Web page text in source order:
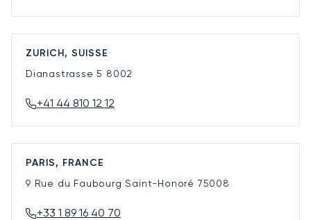
ZURICH, SUISSE
Dianastrasse 5 8002
+41 44 810 12 12
PARIS, FRANCE
9 Rue du Faubourg Saint-Honoré 75008
+33 1 89 16 40 70